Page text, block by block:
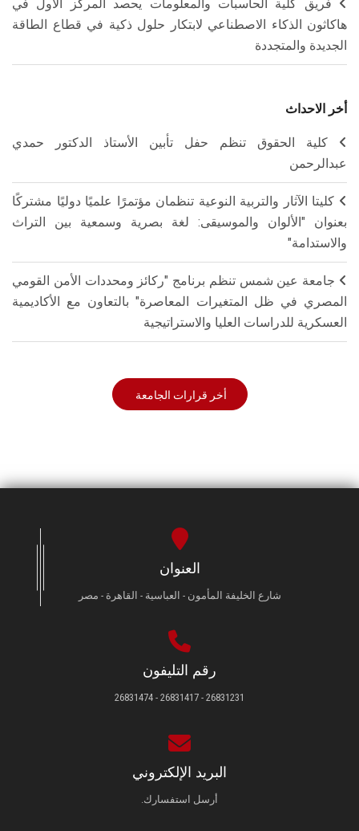
فريق كلية الحاسبات والمعلومات يحصد المركز الأول في
هاكاثون الذكاء الاصطناعي لابتكار حلول ذكية في قطاع الطاقة
الجديدة والمتجددة
أخر الاحداث
كلية الحقوق تنظم حفل تأبين الأستاذ الدكتور حمدي
عبدالرحمن
كليتا الآثار والتربية النوعية تنظمان مؤتمرًا علميًا دوليًا مشتركًا
بعنوان "الألوان والموسيقى: لغة بصرية وسمعية بين التراث
والاستدامة"
جامعة عين شمس تنظم برنامج "ركائز ومحددات الأمن القومي
المصري في ظل المتغيرات المعاصرة" بالتعاون مع الأكاديمية
العسكرية للدراسات العليا والاستراتيجية
أخر قرارات الجامعة
العنوان
شارع الخليفة المأمون - العباسية - القاهرة - مصر
رقم التليفون
26831231 - 26831417 - 26831474
البريد الإلكتروني
أرسل استفسارك.